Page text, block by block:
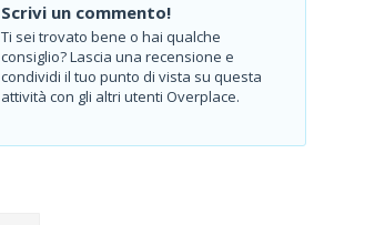
Scrivi un commento!
Ti sei trovato bene o hai qualche
consiglio? Lascia una recensione e
condividi il tuo punto di vista su questa
attività con gli altri utenti Overplace.